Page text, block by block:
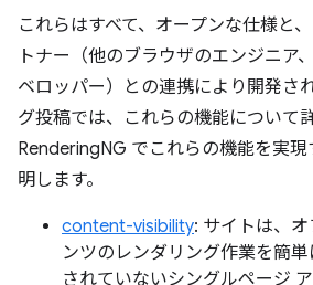
これらはすべて、オープンな仕様と
トナー（他のブラウザのエンジニア
ベロッパー）との連携により開発さ
グ投稿では、これらの機能について
RenderingNG でこれらの機能を実
明します。
content-visibility: サイトは、
ンツのレンダリング作業を簡
されていないシングルページ